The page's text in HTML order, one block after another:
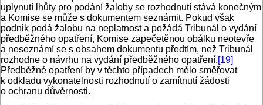
uplynutí lhůty pro podání žaloby se rozhodnutí stává konečným
a Komise se může s dokumentem seznámit. Pokud však
podnik podá žalobu na neplatnost a požádá Tribunál o vydání
předběžného opatření, Komise zapečetěnou obálku neotevře
a neseznámí se s obsahem dokumentu předtím, než Tribunál
rozhodne o návrhu na vydání předběžného opatření.[19]
Předběžné opatření by v těchto případech mělo směřovat
k odkladu vykonatelnosti rozhodnutí o zamítnutí žádosti
o ochranu důvěrnosti.